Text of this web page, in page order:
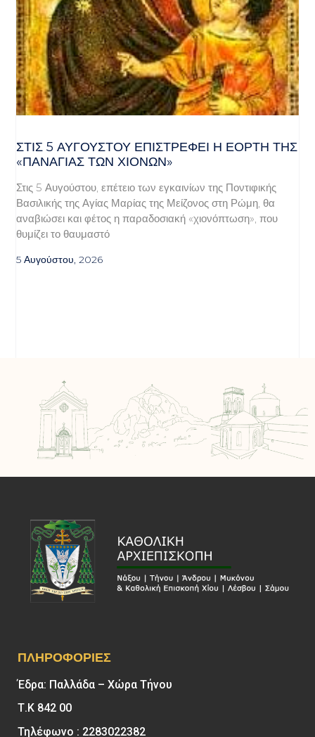
ΣΤΙΣ 5 ΑΥΓΟΎΣΤΟΥ ΕΠΙΣΤΡΈΦΕΙ Η ΕΟΡΤΉ ΤΗΣ
«ΠΑΝΑΓΊΑΣ ΤΩΝ ΧΙΌΝΩΝ»
Στις 5 Αυγούστου, επέτειο των εγκαινίων της Ποντιφικής
Βασιλικής της Αγίας Μαρίας της Μείζονος στη Ρώμη, θα
αναβιώσει και φέτος η παραδοσιακή «χιονόπτωση», που
θυμίζει το θαυμαστό
5 Αυγούστου, 2026
ΠΛΗΡΟΦΟΡΊΕΣ
Έδρα: Παλλάδα – Χώρα Τήνου
Τ.Κ 842 00
Τηλέφωνο : 2283022382